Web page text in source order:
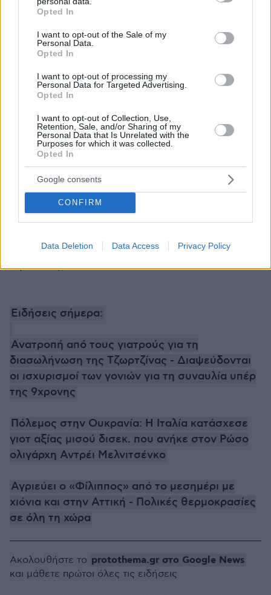
grant or deny consent to Google and its third-party tags to
use your data for below specified purposes in below Google
consent section.
Opted In
I want to opt-out of the Sale of my
Personal Data.
Opted In
I want to opt-out of processing my
Personal Data for Targeted Advertising.
Opted In
I want to opt-out of Collection, Use,
Retention, Sale, and/or Sharing of my
Personal Data that Is Unrelated with the
Purposes for which it was collected.
Opted In
Google consents
CONFIRM
Data Deletion Data Access Privacy Policy
Ανδρέα Δημητρίου 1, 08:00-14:00
32. Πέλλα, Δημαρχείο Γιαννιτσών,
Χατζηδημητρίου και Εθνικής Αντιστάσεως,
08:30-15:30
33. Πιερία, Drive Through Ανδρομάχη,
Κατερίνη, 08:00-15:00
Δημοκρατίας, 1, Κομοτηνή, 09:00-15:00
35. Τρίκαλα, Πλατεία Δεσποτικού 08:00-12:00
36. Τρίκαλα, Κεντρική Πλατεία 10:00-14:00
37. Φθιώτιδα, Δημοτικό Parking Γαλανέικα,
Αλύτρωτων Πατρίδων και Αγίας Παρασκευής,
Λαμία, 09:00 – 15:00
39. Χανιά, Αύλειος χώρος 2ου Κ.Υ Χανίων (1η –
2η ΤΟΜΥ), 09:00 – 14:30
Ειδήσεις σήμερα:
Ανατροπή από τους γιατρούς για τη
διασωλήνωση της Τζωρτζίνας - Διαψεύδονται
οι ισχυρισμοί των γονιών για τη συναυλία υπέρ
της 9χρονης
Πόλεμος στην Ουκρανία: Η Ιταλία κατάσχεσε
γιοτ αξίας μισού δισεκ. που ανήκε στον Ρώσο
ολιγάρχη Αντρέι Μελνιτσένκο
Αγριεύει ο «Φίλιππος» από το μεσημέρι με
χιόνια και στην Αττική - Πολικές θερμοκρασίες
σε όλη τη χώρα
Ακολουθήστε το protothema.gr στο Google News
και μάθετε πρώτοι όλες τις ειδήσεις